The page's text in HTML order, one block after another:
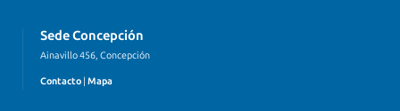
Sede Concepción
Ainavillo 456, Concepción
Contacto Mapa